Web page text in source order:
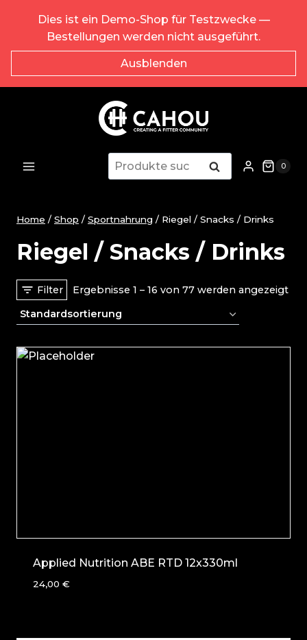
Dies ist ein Demo-Shop für Testzwecke —
Bestellungen werden nicht ausgeführt.
Ausblenden
Suche
nach:
Suche 0
Home / Shop / Sportnahrung / Riegel / Snacks / Drinks
Riegel / Snacks / Drinks
Filter Ergebnisse 1 – 16 von 77 werden angezeigt
Applied Nutrition ABE RTD 12x330ml
24,00 €